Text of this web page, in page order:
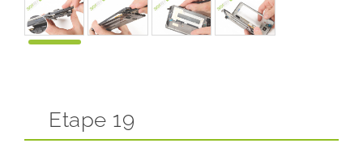
Etape 19